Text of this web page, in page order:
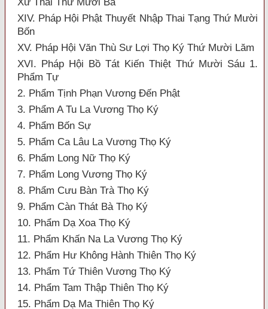
XIV. Pháp Hội Phật Thuyết Nhập Thai Tạng Thứ Mười
Bốn
XV. Pháp Hội Văn Thù Sư Lợi Thọ Ký Thứ Mười Lăm
XVI. Pháp Hội Bồ Tát Kiến Thiệt Thứ Mười Sáu 1.
Phẩm Tự
2. Phẩm Tịnh Phạn Vương Đến Phật
3. Phẩm A Tu La Vương Thọ Ký
4. Phẩm Bốn Sự
5. Phẩm Ca Lâu La Vương Thọ Ký
6. Phẩm Long Nữ Thọ Ký
7. Phẩm Long Vương Thọ Ký
8. Phẩm Cưu Bàn Trà Thọ Ký
9. Phẩm Càn Thát Bà Thọ Ký
10. Phẩm Dạ Xoa Thọ Ký
11. Phẩm Khấn Na La Vương Thọ Ký
12. Phẩm Hư Không Hành Thiên Thọ Ký
13. Phẩm Tứ Thiên Vương Thọ Ký
14. Phẩm Tam Thập Thiên Thọ Ký
15. Phẩm Dạ Ma Thiên Thọ Ký